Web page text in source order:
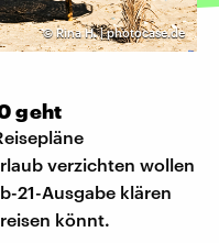
©Rina H. | photocase.de
geht
verzichten wollen
21-Ausgabe klären
könnt.